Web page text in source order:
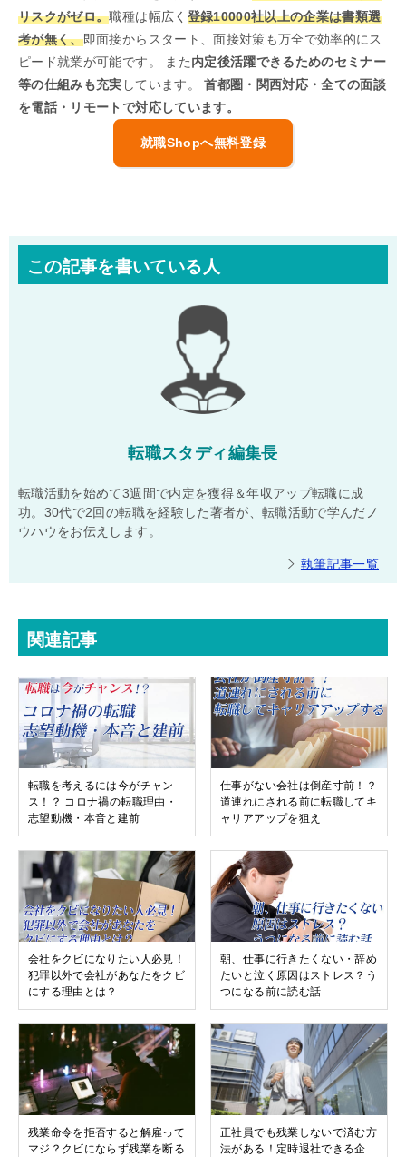
リスクがゼロ。職種は幅広く 登録10000社以上の企業は書類選
考が無く、即面接からスタート、面接対策も万全で効率的にス
ピード就業が可能です。 また内定後活躍できるためのセミナー
等の仕組みも充実 しています。首都圏・関西対応・全ての面談
を電話・リモートで対応しています。
就職Shopへ無料登録
この記事を書いている人
転職スタディ編集長
転職活動を始めて3週間で内定を獲得＆年収アップ転職に成
功。30代で2回の転職を経験した著者が、転職活動で学んだノ
ウハウをお伝えします。
執筆記事一覧
関連記事
転職を考えるには今がチャン
ス！？ コロナ禍の転職理由・
志望動機・本音と建前
仕事がない会社は倒産寸前！？
道連れにされる前に転職してキ
ャリアアップを狙え
会社をクビになりたい人必見！
犯罪以外で会社があなたをクビ
にする理由とは？
朝、仕事に行きたくない・辞め
たいと泣く原因はストレス？う
つになる前に読む話
残業命令を拒否すると解雇って
マジ？クビにならず残業を断る
正社員でも残業しないで済む方
法がある！定時退社できる企